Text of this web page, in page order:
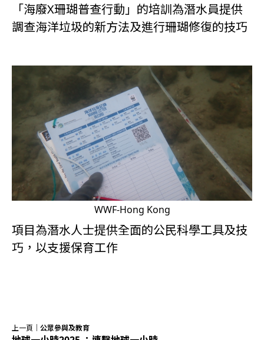
「海廢X珊瑚普查行動」的培訓為潛水員提供
調查海洋垃圾的新方法及進行珊瑚修復的技巧
WWF-Hong Kong
項目為潛水人士提供全面的公民科學工具及技
巧，以支援保育工作
上一頁｜ 公眾參與及教育